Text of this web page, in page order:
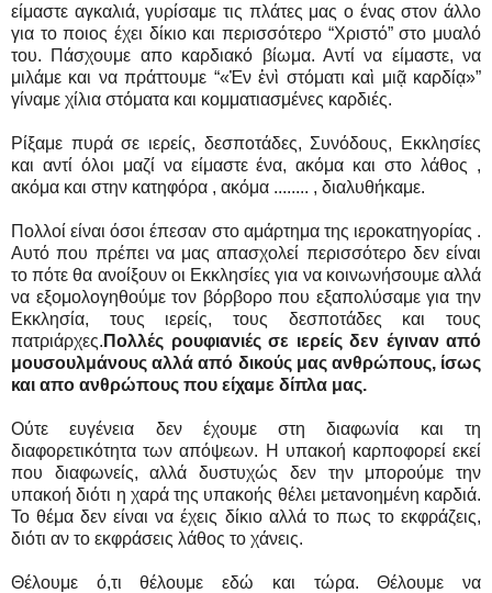
είμαστε αγκαλιά, γυρίσαμε τις πλάτες μας ο ένας στον άλλο
για το ποιος έχει δίκιο και περισσότερο “Χριστό” στο μυαλό
του. Πάσχουμε απο καρδιακό βίωμα. Αντί να είμαστε, να
μιλάμε και να πράττουμε “«Ἐν ἑνὶ στόματι καὶ μιᾷ καρδίᾳ»”
γίναμε χίλια στόματα και κομματιασμένες καρδιές.
Ρίξαμε πυρά σε ιερείς, δεσποτάδες, Συνόδους, Εκκλησίες
και αντί όλοι μαζί να είμαστε ένα, ακόμα και στο λάθος ,
ακόμα και στην κατηφόρα , ακόμα ........ , διαλυθήκαμε.
Πολλοί είναι όσοι έπεσαν στο αμάρτημα της ιεροκατηγορίας .
Αυτό που πρέπει να μας απασχολεί περισσότερο δεν είναι
το πότε θα ανοίξουν οι Εκκλησίες για να κοινωνήσουμε αλλά
να εξομολογηθούμε τον βόρβορο που εξαπολύσαμε για την
Εκκλησία, τους ιερείς, τους δεσποτάδες και τους
πατριάρχες. Πολλές ρουφιανιές σε ιερείς δεν έγιναν από
μουσουλμάνους αλλά από δικούς μας ανθρώπους, ίσως
και απο ανθρώπους που είχαμε δίπλα μας.
Ούτε ευγένεια δεν έχουμε στη διαφωνία και τη
διαφορετικότητα των απόψεων. Η υπακοή καρποφορεί εκεί
που διαφωνείς, αλλά δυστυχώς δεν την μπορούμε την
υπακοή διότι η χαρά της υπακοής θέλει μετανοημένη καρδιά.
Το θέμα δεν είναι να έχεις δίκιο αλλά το πως το εκφράζεις,
διότι αν το εκφράσεις λάθος το χάνεις.
Θέλουμε ό,τι θέλουμε εδώ και τώρα. Θέλουμε να